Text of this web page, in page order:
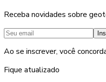
Receba novidades sobre
Ao se inscrever, você
Fique atualizado